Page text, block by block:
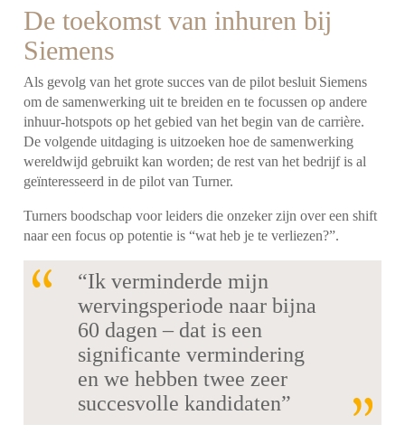
De toekomst van inhuren bij
Siemens
Als gevolg van het grote succes van de pilot besluit Siemens
om de samenwerking uit te breiden en te focussen op andere
inhuur-hotspots op het gebied van het begin van de carrière.
De volgende uitdaging is uitzoeken hoe de samenwerking
wereldwijd gebruikt kan worden; de rest van het bedrijf is al
geïnteresseerd in de pilot van Turner.
Turners boodschap voor leiders die onzeker zijn over een shift
naar een focus op potentie is “wat heb je te verliezen?”.
“Ik verminderde mijn
wervingsperiode naar bijna
60 dagen – dat is een
significante vermindering
en we hebben twee zeer
succesvolle kandidaten”